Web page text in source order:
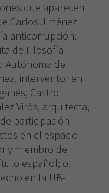
que aparecen
Carlos Jiménez
anticorrupción;
de Filosofía
Autónoma de
interventor en
Castro
Virós, arquitecta,
participación
en el espacio
y miembro de
español; o,
en la UB-